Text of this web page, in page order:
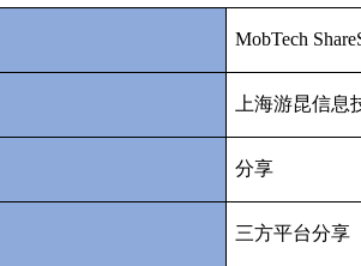
MobTech
上海游昆信
分享
三方平台分享